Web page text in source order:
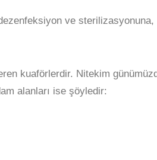
ve sterilizasyonuna,
kuaförlerdir. Nitekim
alanları ise şöyledir: